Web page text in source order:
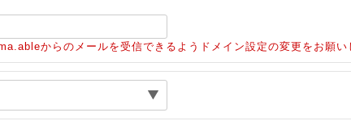
からのメールを受信できるようドメイン設定の変更をお願い